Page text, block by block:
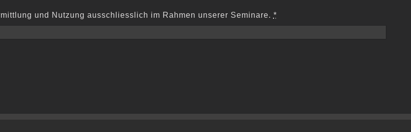
und Nutzung ausschliesslich im Rahmen unserer Seminare. *